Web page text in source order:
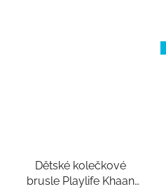
Dětské kolečkové
brusle Playlife Khaan